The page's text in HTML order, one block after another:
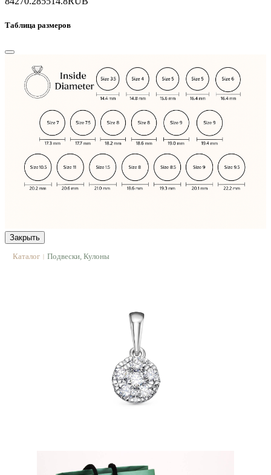
Таблица размеров
Закрыть
Каталог | Подвески, Кулоны